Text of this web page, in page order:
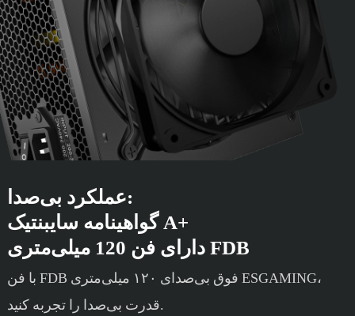
عملکرد بی‌صدا:
گواهینامه سایبنتیک A+
دارای فن 120 میلی‌متری FDB
با فن FDB فوق بی‌صدای ۱۲۰ میلی‌متری ESGAMING،
قدرت بی‌صدا را تجربه کنید.